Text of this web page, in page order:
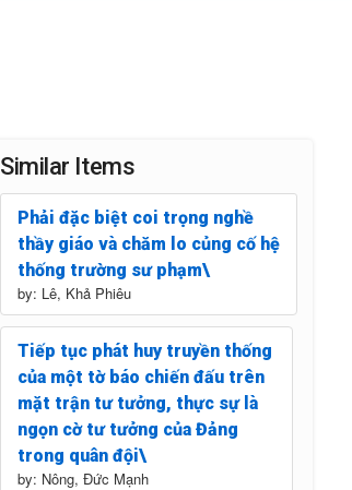
Similar Items
Phải đặc biệt coi trọng nghề
thầy giáo và chăm lo củng cố hệ
thống trường sư phạm\
by: Lê, Khả Phiêu
Tiếp tục phát huy truyền thống
của một tờ báo chiến đấu trên
mặt trận tư tưởng, thực sự là
ngọn cờ tư tưởng của Đảng
trong quân đội\
by: Nông, Đức Mạnh